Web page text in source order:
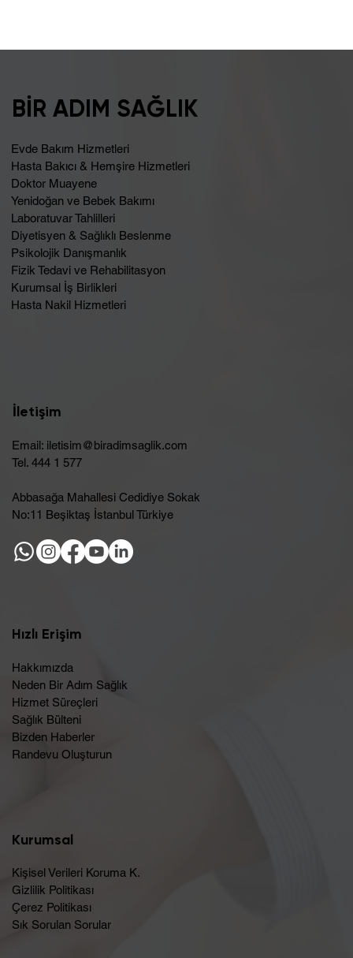
BİR ADIM SAĞLIK
Evde Bakım Hizmetleri
Hasta Bakıcı & Hemşire Hizmetleri
Doktor Muayene
Yenidoğan ve Bebek Bakımı
Laboratuvar Tahlilleri
Diyetisyen & Sağlıklı Beslenme
Psikolojik Danışmanlık
Fizik Tedavi ve Rehabilitasyon
Kurumsal İş Birlikleri
Hasta Nakil Hizmetleri
İletişim
Email: iletisim@biradimsaglik.com
Tel. 444 1 577
Abbasağa Mahallesi Cedidiye Sokak
No:11 Beşiktaş İstanbul Türkiye
Hızlı Erişim
Hakkımızda
Neden Bir Adım Sağlık
Hizmet Süreçleri
Sağlık Bülteni
Bizden Haberler
Randevu Oluşturun​
Kurumsal
Kişisel Verileri Koruma K.
Gizlilik Politikası
Çerez Politikası
Sık Sorulan Sorular